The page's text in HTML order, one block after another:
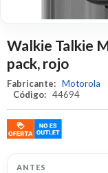
Walkie Talkie
pack, rojo
Fabricante: Motorola
Código: 44694
ANTES